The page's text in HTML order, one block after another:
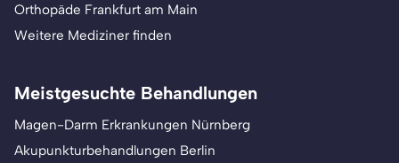
Orthopäde Frankfurt am Main
Weitere Mediziner finden
Meistgesuchte Behandlungen
Magen-Darm Erkrankungen Nürnberg
Akupunkturbehandlungen Berlin